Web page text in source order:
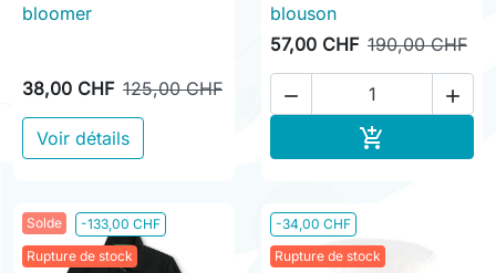
bloomer
38,00 CHF 125,00 CHF
Voir détails
blouson
57,00 CHF 190,00 CHF
 

Solde
-133,00 CHF
Rupture de stock
-34,00 CHF
Rupture de stock